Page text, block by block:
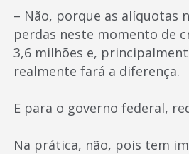
– Não, porque as alíquotas
perdas neste momento de
3,6 milhões e,
realmente fará a diferença.
E para o governo federal,
Na prática, não, pois tem